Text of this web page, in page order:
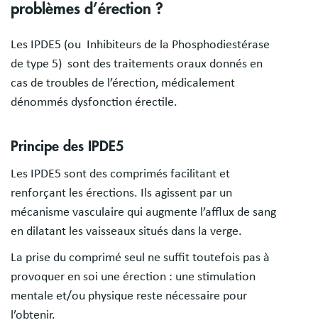
problèmes d’érection ?
Les IPDE5 (ou Inhibiteurs de la Phosphodiestérase
de type 5) sont des traitements oraux donnés en
cas de troubles de l’érection, médicalement
dénommés dysfonction érectile.
Principe des IPDE5
Les IPDE5 sont des comprimés facilitant et
renforçant les érections. Ils agissent par un
mécanisme vasculaire qui augmente l’afflux de sang
en dilatant les vaisseaux situés dans la verge.
La prise du comprimé seul ne suffit toutefois pas à
provoquer en soi une érection : une stimulation
mentale et/ou physique reste nécessaire pour
l’obtenir.